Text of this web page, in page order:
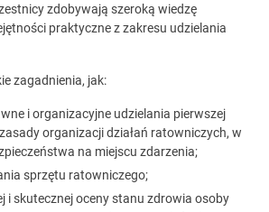
zdobywają szeroką wiedzę
praktyczne z zakresu udzielania
zagadnienia, jak:
i organizacyjne udzielania pierwszej
organizacji działań ratowniczych, w
na miejscu zdarzenia;
sprzętu ratowniczego;
i skutecznej oceny stanu zdrowia osoby